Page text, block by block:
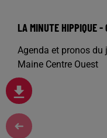
LA MINUTE HIPPIQUE
Agenda et pronos du
Maine Centre Ouest